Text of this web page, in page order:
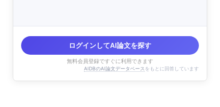
ログインしてAI論文を探す
無料会員登録ですぐに利用できます
AIDBのAI論文データベース をもとに回答しています